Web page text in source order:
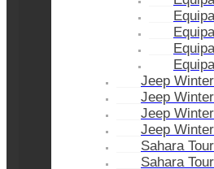
Jeep
Jeep
Jeep
Jeep
Sahara
Sahara